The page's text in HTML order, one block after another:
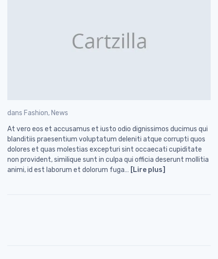
dans Fashion, News
At vero eos et accusamus et iusto odio dignissimos ducimus qui
blanditiis praesentium voluptatum deleniti atque corrupti quos
dolores et quas molestias excepturi sint occaecati cupiditate
non provident, similique sunt in culpa qui officia deserunt mollitia
animi, id est laborum et dolorum fuga… [Lire plus]